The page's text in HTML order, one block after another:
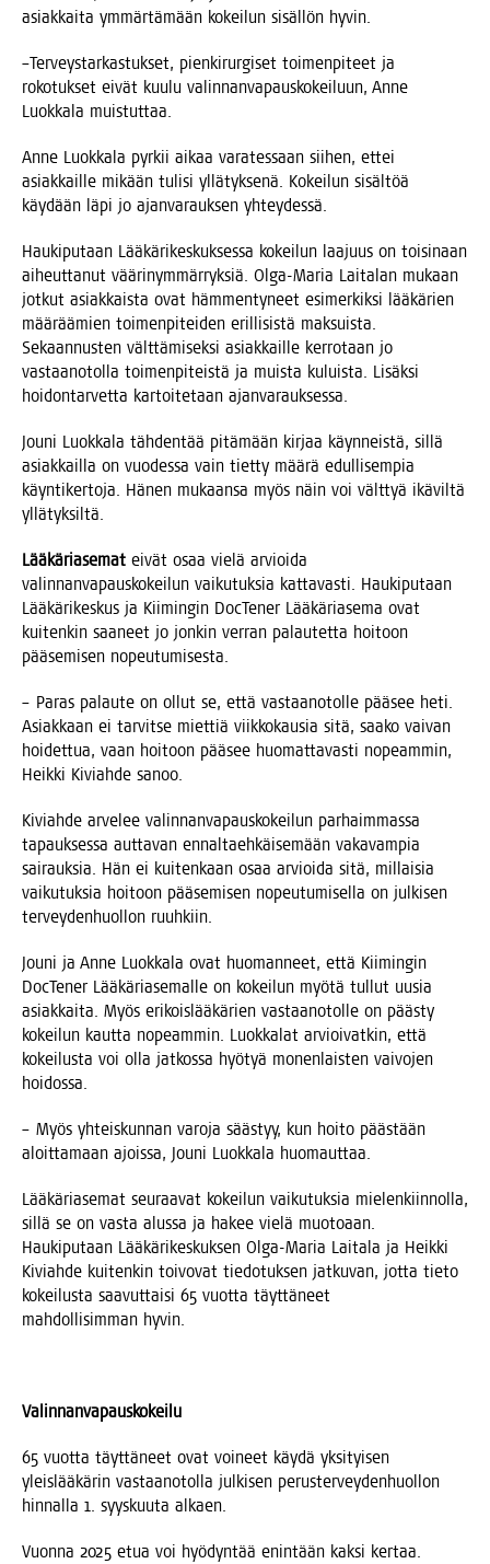
asiak­kai­ta ymmär­tä­mään kokei­lun sisäl­lön hyvin.
–Ter­veys­tar­kas­tuk­set, pien­ki­rur­gi­set toi­men­pi­teet ja
roko­tuk­set eivät kuu­lu valin­nan­va­paus­ko­kei­luun, Anne
Luok­ka­la muistuttaa.
Anne Luok­ka­la pyr­kii aikaa vara­tes­saan sii­hen, ettei
asiak­kail­le mikään tuli­si yllä­tyk­se­nä. Kokei­lun sisäl­töä
käy­dään läpi jo ajan­va­rauk­sen yhteydessä.
Hau­ki­pu­taan Lää­kä­ri­kes­kuk­ses­sa kokei­lun laa­juus on toi­si­naan
aiheut­ta­nut vää­ri­nym­mär­ryk­siä. Olga-Maria Lai­ta­lan mukaan
jot­kut asiak­kais­ta ovat häm­men­ty­neet esi­mer­kik­si lää­kä­rien
mää­rää­mien toi­men­pi­tei­den eril­li­sis­tä mak­suis­ta.
Sekaan­nus­ten vält­tä­mi­sek­si asiak­kail­le ker­ro­taan jo
vas­taa­no­tol­la toi­men­pi­teis­tä ja muis­ta kuluis­ta. Lisäk­si
hoi­don­tar­vet­ta kar­toi­te­taan ajanvarauksessa.
Jou­ni Luok­ka­la täh­den­tää pitä­mään kir­jaa käyn­neis­tä, sil­lä
asiak­kail­la on vuo­des­sa vain tiet­ty mää­rä edul­li­sem­pia
käyn­ti­ker­to­ja. Hänen mukaan­sa myös näin voi vält­tyä ikä­vil­tä
yllätyksiltä.
Lää­kä­ria­se­mat eivät osaa vie­lä arvioi­da
valin­nan­va­paus­ko­kei­lun vai­ku­tuk­sia kat­ta­vas­ti. Hau­ki­pu­taan
Lää­kä­ri­kes­kus ja Kii­min­gin Doc­Te­ner Lää­kä­ria­se­ma ovat
kui­ten­kin saa­neet jo jon­kin ver­ran palau­tet­ta hoi­toon
pää­se­mi­sen nopeutumisesta.
– Paras palau­te on ollut se, että vas­taa­no­tol­le pää­see heti.
Asiak­kaan ei tar­vit­se miet­tiä viik­ko­kausia sitä, saa­ko vai­van
hoi­det­tua, vaan hoi­toon pää­see huo­mat­ta­vas­ti nopeam­min,
Heik­ki Kiviah­de sanoo.
Kiviah­de arve­lee valin­nan­va­paus­ko­kei­lun par­haim­mas­sa
tapauk­ses­sa aut­ta­van ennal­taeh­käi­se­mään vaka­vam­pia
sai­rauk­sia. Hän ei kui­ten­kaan osaa arvioi­da sitä, mil­lai­sia
vai­ku­tuk­sia hoi­toon pää­se­mi­sen nopeu­tu­mi­sel­la on jul­ki­sen
ter­vey­den­huol­lon ruuhkiin.
Jou­ni ja Anne Luok­ka­la ovat huo­man­neet, että Kii­min­gin
Doc­Te­ner Lää­kä­ria­se­mal­le on kokei­lun myö­tä tul­lut uusia
asiak­kai­ta. Myös eri­kois­lää­kä­rien vas­taa­no­tol­le on pääs­ty
kokei­lun kaut­ta nopeam­min. Luok­ka­lat arvioi­vat­kin, että
kokei­lus­ta voi olla jat­kos­sa hyö­tyä monen­lais­ten vai­vo­jen
hoidossa.
– Myös yhteis­kun­nan varo­ja sääs­tyy, kun hoi­to pääs­tään
aloit­ta­maan ajois­sa, Jou­ni Luok­ka­la huomauttaa.
Lää­kä­ria­se­mat seu­raa­vat kokei­lun vai­ku­tuk­sia mie­len­kiin­nol­la,
sil­lä se on vas­ta alus­sa ja hakee vie­lä muo­to­aan.
Hau­ki­pu­taan Lää­kä­ri­kes­kuk­sen Olga-Maria Lai­ta­la ja Heik­ki
Kiviah­de kui­ten­kin toi­vo­vat tie­do­tuk­sen jat­ku­van, jot­ta tie­to
kokei­lus­ta saa­vut­tai­si 65 vuot­ta täyt­tä­neet
mah­dol­li­sim­man hyvin.
Valin­nan­va­paus­ko­kei­lu
65 vuot­ta täyt­tä­neet ovat voi­neet käy­dä yksi­tyi­sen
yleis­lää­kä­rin vas­taa­no­tol­la jul­ki­sen perus­ter­vey­den­huol­lon
hin­nal­la 1. syys­kuu­ta alkaen.
Vuon­na 2025 etua voi hyö­dyn­tää enin­tään kak­si ker­taa.